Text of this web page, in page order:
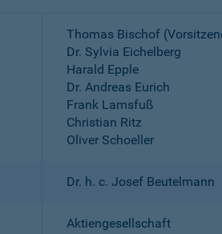
Thomas Bischof
Dr. Sylvia Eichelberg
Harald Epple
Dr. Andreas Eurich
Frank Lamsfuß
Christian Ritz
Oliver Schoeller
Dr. h. c. Josef Beutelmann
Aktiengesellschaft